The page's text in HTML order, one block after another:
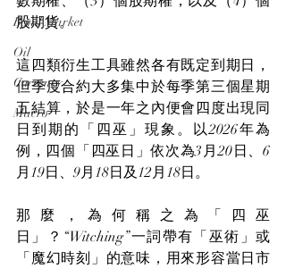
Bond Market
Oil
Currency
Macro
股期貨。
這四類衍生工具雖然各有既定到期日，
但季度合約大多集中於每季第三個星期
五結算，於是一年之內便會四度出現同
日到期的「四巫」現象。以2026年為
例，四個「四巫日」依次為3月20日、6
月19日、9月18日及12月18日。
那麼，為何稱之為「四巫
日」？“Witching”一詞帶有「巫術」或
「魔幻時刻」的意味，用來形容當日市